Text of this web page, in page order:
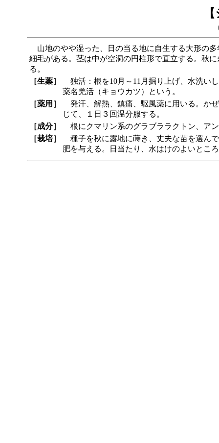
山地のやや湿った、日の当る地に自生する大形の
細毛がある。茎は中が空洞の円柱形で直立する。秋
る。
［生薬］
独活：根を10月～11月掘り上げ、水洗い
薬名羌活（キョウカツ）という。
［薬用］
発汗、解熱、鎮痛、駆風薬に用いる。か
じて、１日３回温分服する。
［成分］
根にクマリン系のグラブララクトン、ア
［栽培］
種子を秋に露地に蒔き、丈夫な苗を選ん
肥を与える。日当たり、水はけのよいとこ